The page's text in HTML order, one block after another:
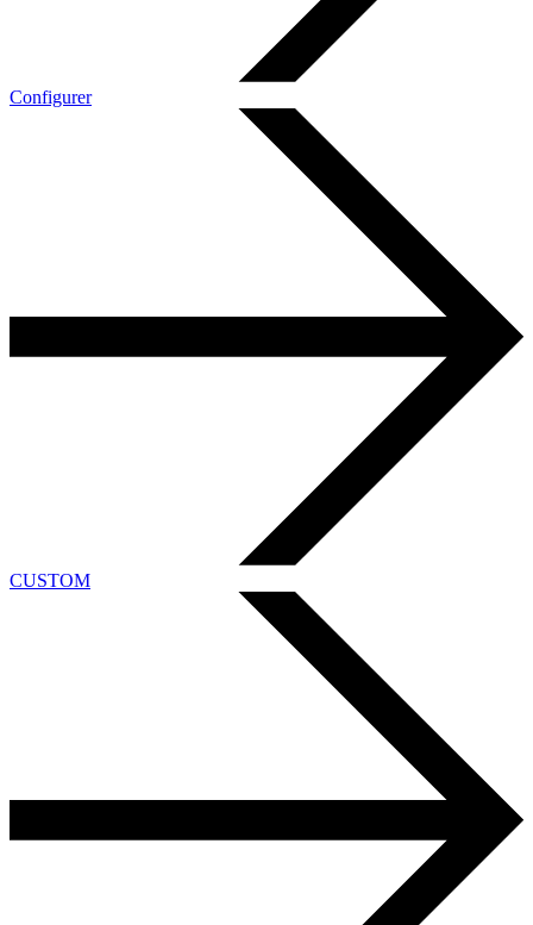
Configurer
CUSTOM